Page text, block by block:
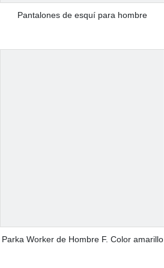
Pantalones de esquí para hombre
Parka Worker de Hombre F. Color amarillo